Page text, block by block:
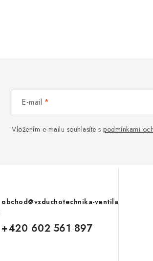
E-mail
Vložením e-mailu souhlasíte s podmínkami
obchod@vzduchotechnika-ventila
+420 602 561 897